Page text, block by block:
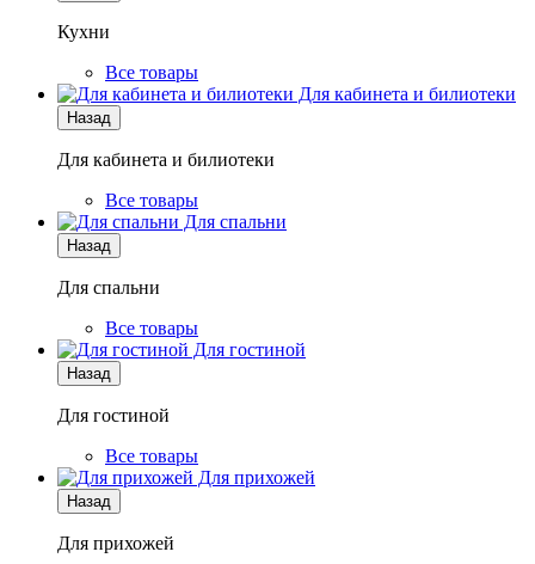
Кухни
Все товары
Для кабинета и билиотеки
Назад
Для кабинета и билиотеки
Все товары
Для спальни
Назад
Для спальни
Все товары
Для гостиной
Назад
Для гостиной
Все товары
Для прихожей
Назад
Для прихожей